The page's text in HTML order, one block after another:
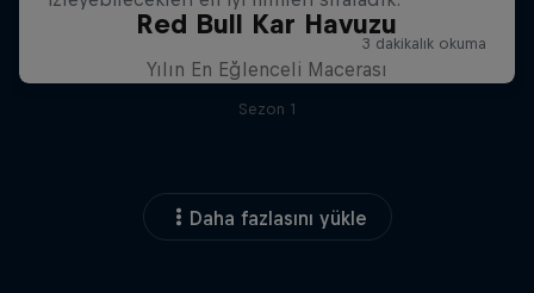
Red Bull Kar Havuzu
Yılın En Eğlenceli Macerası
Sezon 1
Daha fazlasını yükle